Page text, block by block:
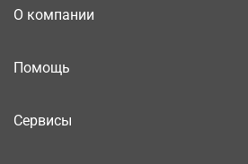
О компании
Помощь
Сервисы